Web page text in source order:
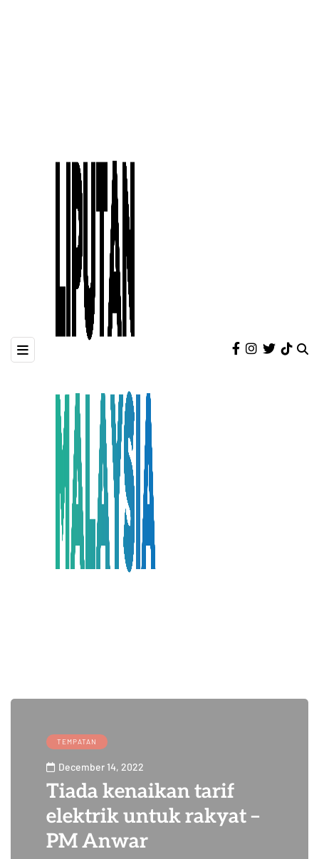
TEMPATAN
December 14, 2022
Tiada kenaikan tarif
elektrik untuk rakyat –
PM Anwar